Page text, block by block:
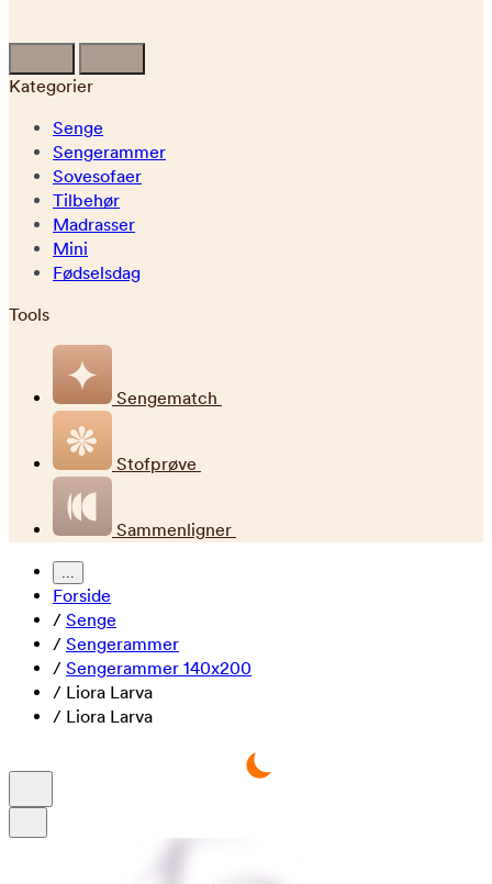
Kategorier
Senge
Sengerammer
Sovesofaer
Tilbehør
Madrasser
Mini
Fødselsdag
Tools
Sengematch
Stofprøve
Sammenligner
...
Forside
/ Senge
/ Sengerammer
/ Sengerammer 140x200
/ Liora Larva
/ Liora Larva